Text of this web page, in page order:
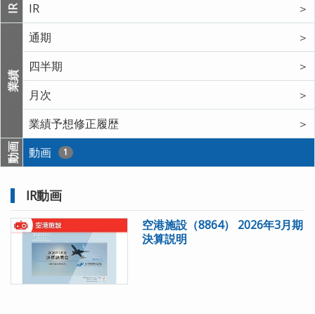
IR IR ＞
業績
通期
＞
四半期
＞
月次
＞
業績予想修正履歴
＞
動画 動画 1
IR動画
空港施設（8864） 2026年3月期
決算説明